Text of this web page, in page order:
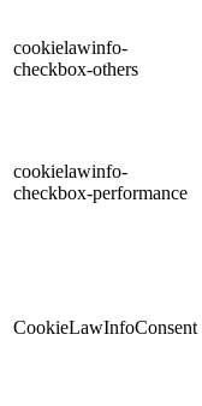
cookielawinfo-
checkbox-others
cookielawinfo-
checkbox-performance
CookieLawInfoConsent